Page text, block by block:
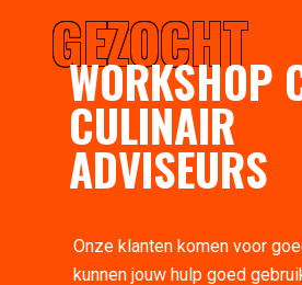
GEZOCHT
WORKSHOP
CULINAIR
ADVISEURS
Onze klanten komen voor
kunnen jouw hulp goed